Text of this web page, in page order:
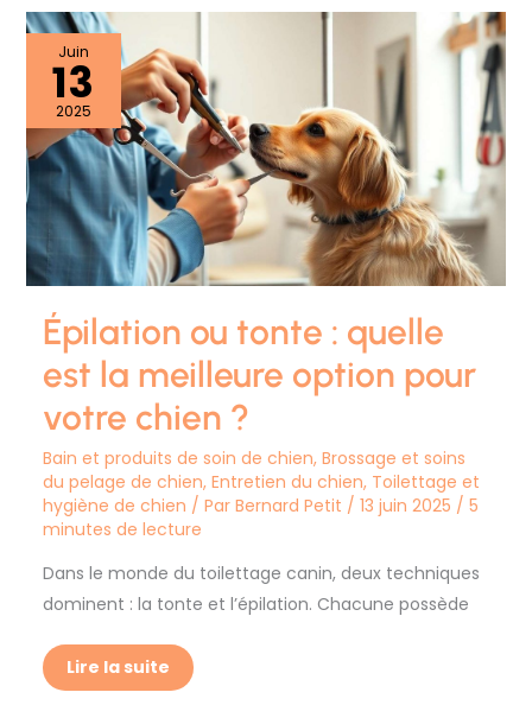
Juin
13
2025
Épilation ou tonte : quelle
est la meilleure option pour
votre chien ?
Bain et produits de soin de chien, Brossage et soins
du pelage de chien, Entretien du chien, Toilettage et
hygiène de chien / Par Bernard Petit / 13 juin 2025 / 5
minutes de lecture
Dans le monde du toilettage canin, deux techniques
dominent : la tonte et l’épilation. Chacune possède
Épilation
ou
tonte
:
quelle
est
la
meilleure
option
pour
votre
chien
Lire la suite